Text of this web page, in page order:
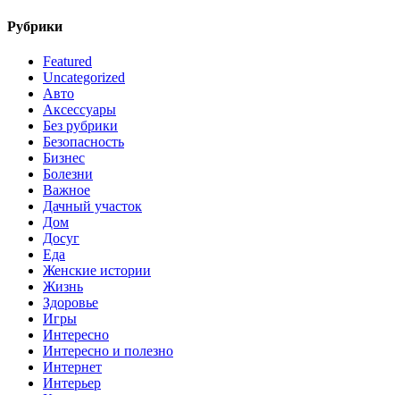
Рубрики
Featured
Uncategorized
Авто
Аксессуары
Без рубрики
Безопасность
Бизнес
Болезни
Важное
Дачный участок
Дом
Досуг
Еда
Женские истории
Жизнь
Здоровье
Игры
Интересно
Интересно и полезно
Интернет
Интерьер